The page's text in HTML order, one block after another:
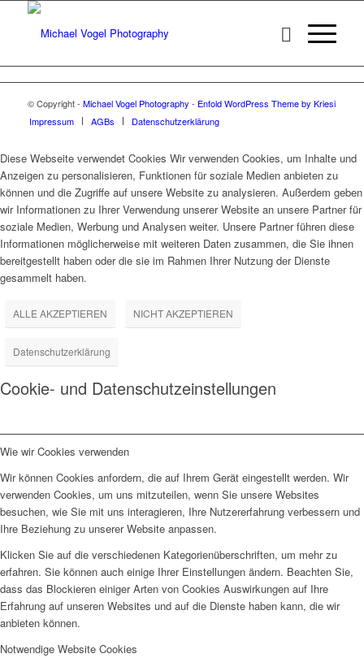
© Copyright - Michael Vogel Photography - Enfold WordPress Theme by Kriesi
Impressum
AGBs Datenschutzerklärung
Diese Webseite verwendet Cookies Wir verwenden Cookies, um Inhalte und
Anzeigen zu personalisieren, Funktionen für soziale Medien anbieten zu
können und die Zugriffe auf unsere Website zu analysieren. Außerdem geben
wir Informationen zu Ihrer Verwendung unserer Website an unsere Partner für
soziale Medien, Werbung und Analysen weiter. Unsere Partner führen diese
Informationen möglicherweise mit weiteren Daten zusammen, die Sie ihnen
bereitgestellt haben oder die sie im Rahmen Ihrer Nutzung der Dienste
gesammelt haben.
ALLE AKZEPTIEREN NICHT AKZEPTIEREN
Datenschutzerklärung
Cookie- und Datenschutzeinstellungen
Wie wir Cookies verwenden
Wir können Cookies anfordern, die auf Ihrem Gerät eingestellt werden. Wir
verwenden Cookies, um uns mitzuteilen, wenn Sie unsere Websites
besuchen, wie Sie mit uns interagieren, Ihre Nutzererfahrung verbessern und
Ihre Beziehung zu unserer Website anpassen.
Klicken Sie auf die verschiedenen Kategorienüberschriften, um mehr zu
erfahren. Sie können auch einige Ihrer Einstellungen ändern. Beachten Sie,
dass das Blockieren einiger Arten von Cookies Auswirkungen auf Ihre
Erfahrung auf unseren Websites und auf die Dienste haben kann, die wir
anbieten können.
Notwendige Website Cookies